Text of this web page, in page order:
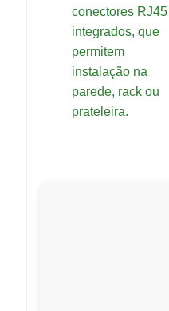
conectores RJ45
integrados, que
permitem
instalação na
parede, rack ou
prateleira.